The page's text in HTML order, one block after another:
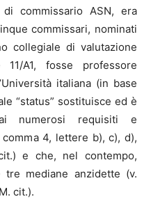
commissario ASN, era
commissari, nominati
collegiale di valutazione
A1, fosse professore
italiana (in base
“status” sostituisce ed è
numerosi requisiti e
4, lettere b), c), d),
e che, nel contempo,
tre mediane anzidette (v.
cit.).